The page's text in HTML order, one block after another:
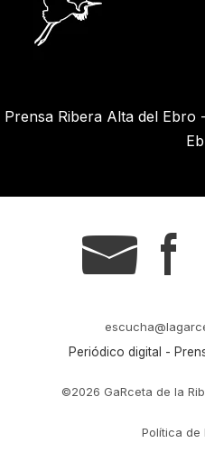
Prensa Ribera Alta del Ebro
g s
Periódico digital -
©2026 GaRceta de la
Política de